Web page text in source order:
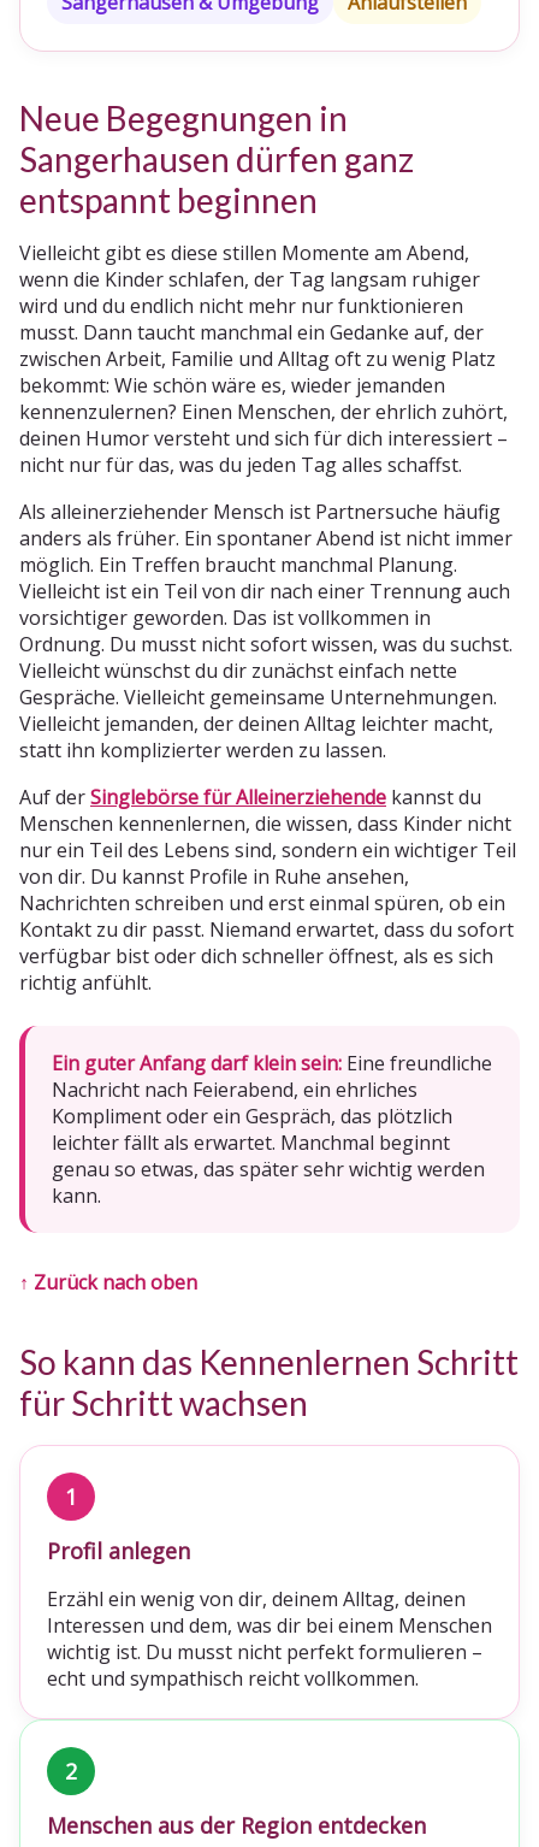
Neue Begegnungen in
Sangerhausen dürfen ganz
entspannt beginnen
Vielleicht gibt es diese stillen Momente am Abend,
wenn die Kinder schlafen, der Tag langsam ruhiger
wird und du endlich nicht mehr nur funktionieren
musst. Dann taucht manchmal ein Gedanke auf, der
zwischen Arbeit, Familie und Alltag oft zu wenig Platz
bekommt: Wie schön wäre es, wieder jemanden
kennenzulernen? Einen Menschen, der ehrlich zuhört,
deinen Humor versteht und sich für dich interessiert –
nicht nur für das, was du jeden Tag alles schaffst.
Als alleinerziehender Mensch ist Partnersuche häufig
anders als früher. Ein spontaner Abend ist nicht immer
möglich. Ein Treffen braucht manchmal Planung.
Vielleicht ist ein Teil von dir nach einer Trennung auch
vorsichtiger geworden. Das ist vollkommen in
Ordnung. Du musst nicht sofort wissen, was du suchst.
Vielleicht wünschst du dir zunächst einfach nette
Gespräche. Vielleicht gemeinsame Unternehmungen.
Vielleicht jemanden, der deinen Alltag leichter macht,
statt ihn komplizierter werden zu lassen.
Auf derSinglebörse für Alleinerziehende kannst du
Menschen kennenlernen, die wissen, dass Kinder nicht
nur ein Teil des Lebens sind, sondern ein wichtiger Teil
von dir. Du kannst Profile in Ruhe ansehen,
Nachrichten schreiben und erst einmal spüren, ob ein
Kontakt zu dir passt. Niemand erwartet, dass du sofort
verfügbar bist oder dich schneller öffnest, als es sich
richtig anfühlt.
Ein guter Anfang darf klein sein: Eine freundliche
Nachricht nach Feierabend, ein ehrliches
Kompliment oder ein Gespräch, das plötzlich
leichter fällt als erwartet. Manchmal beginnt
genau so etwas, das später sehr wichtig werden
kann.
↑ Zurück nach oben
So kann das Kennenlernen Schritt
für Schritt wachsen
1
Profil anlegen
Erzähl ein wenig von dir, deinem Alltag, deinen
Interessen und dem, was dir bei einem Menschen
wichtig ist. Du musst nicht perfekt formulieren –
echt und sympathisch reicht vollkommen.
2
Menschen aus der Region entdecken